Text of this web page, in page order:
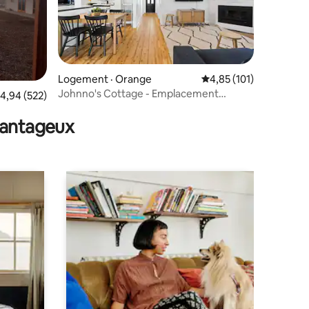
moyenne de 4,94 sur 5, 522 commentaires
4,94 (522)
Logement · Orange Note moyenne de
4,85 (101)
Johnno's Cottage - Emplacement